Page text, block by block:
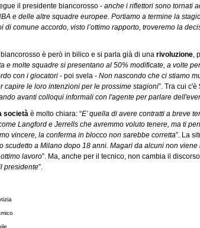
il presidente biancorosso - anche i riflettori sono tornati
e delle altre squadre europee. Portiamo a termine la
di comune accordo, visto l’ottimo rapporto, troveremo la
biancorosso è però in bilico e si parla già di una rivoluzione,
e molte squadre si presentano al 50% modificate, a volte
con i giocatori - poi svela - Non nascondo che ci stiamo
capire le loro intenzioni per le prossime stagioni”. Tra cui c'è
avanti colloqui informali con l'agente per parlare
società è molto chiara: “E’ quella di avere contratti a breve
Langford e Jerrells che avremmo voluto tenere, ma ti
vincere, la conferma in blocco non sarebbe corretta”. La
scudetto a Milano dopo 18 anni. Magari da alcuni non
lavoro”. Ma, anche per il tecnico, non cambia il
presidente”.